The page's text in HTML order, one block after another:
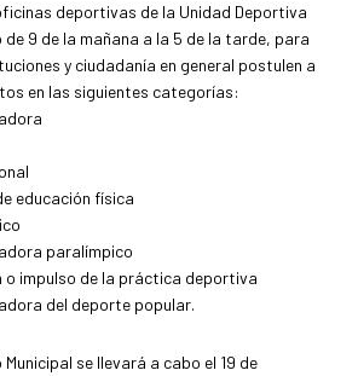
deportivas de la Unidad Deportiva
9 de la mañana a la 5 de la tarde, para
y ciudadanía en general postulen a
en las siguientes categorías:
educación física
paralímpico
o impulso de la práctica deportiva
del deporte popular.
se llevará a cabo el 19 de